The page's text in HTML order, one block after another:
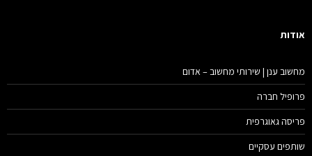
ענן | שירותי מחשוב – אדום
חברה
גאוגרפית
עסקיים